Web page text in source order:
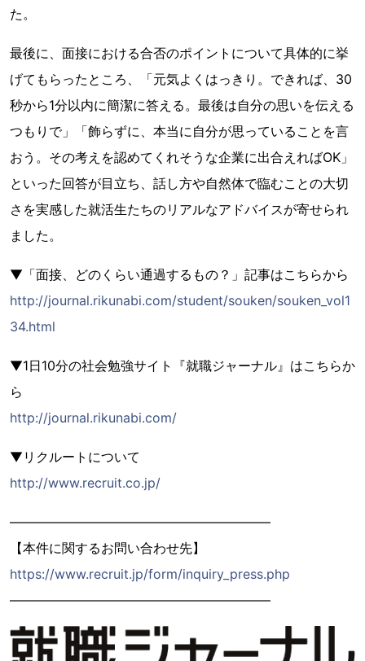
た。
最後に、面接における合否のポイントについて具体的に挙
げてもらったところ、「元気よくはっきり。できれば、30
秒から1分以内に簡潔に答える。最後は自分の思いを伝える
つもりで」「飾らずに、本当に自分が思っていることを言
おう。その考えを認めてくれそうな企業に出合えればOK」
といった回答が目立ち、話し方や自然体で臨むことの大切
さを実感した就活生たちのリアルなアドバイスが寄せられ
ました。
▼「面接、どのくらい通過するもの？」記事はこちらから
http://journal.rikunabi.com/student/souken/souken_vol1
34.html
▼1日10分の社会勉強サイト『就職ジャーナル』はこちらか
ら
http://journal.rikunabi.com/
▼リクルートについて
http://www.recruit.co.jp/
――――――――――――――――――――
【本件に関するお問い合わせ先】
https://www.recruit.jp/form/inquiry_press.php
――――――――――――――――――――